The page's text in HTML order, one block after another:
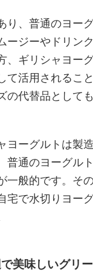
り、普通のヨー
ージーやドリン
、ギリシャヨー
て活用されるこ
の代替品として
ヨーグルトは製
普通のヨーグル
一般的です。そ
宅で水切りヨー
美味しいグリ